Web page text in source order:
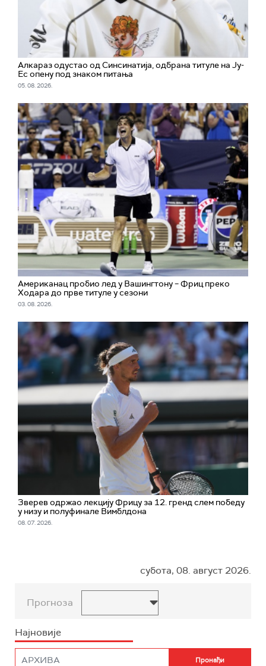
Алкараз одустао од Синсинатија, одбрана титуле на Ју-
Ес опену под знаком питања
05. 08. 2026.
Американац пробио лед у Вашингтону – Фриц преко
Ходара до прве титуле у сезони
03. 08. 2026.
Зверев одржао лекцију Фрицу за 12. гренд слем победу
у низу и полуфинале Вимблдона
08. 07. 2026.
субота, 08. август 2026.
Прогноза
Најновије